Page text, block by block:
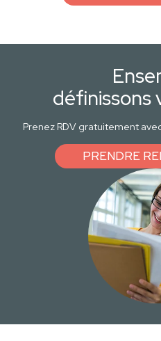
définissons
Prenez RDV gratuitement
PRENDRE